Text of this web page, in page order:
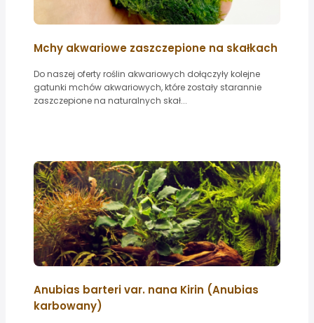
Mchy akwariowe zaszczepione na skałkach
Do naszej oferty roślin akwariowych dołączyły kolejne
gatunki mchów akwariowych, które zostały starannie
zaszczepione na naturalnych skał...
Anubias barteri var. nana Kirin (Anubias
karbowany)